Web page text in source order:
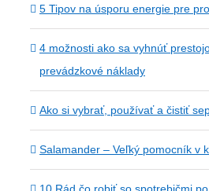
5 Tipov na úsporu energie pre
4 možnosti ako sa vyhnúť
prevádzkové náklady
Ako si vybrať, používať a čistiť
Salamander – Veľký pomocník v